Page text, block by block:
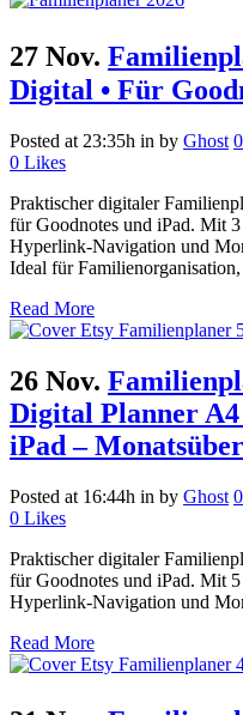
27 Nov.
Digital • Für
Posted at 23:35h in by Ghost
0 Likes
Praktischer digitaler
für Goodnotes und iPad. Mit
Hyperlink-Navigation und
Ideal für
Read More
26 Nov.
Digital Planner
iPad –
Posted at 16:44h in by Ghost
0 Likes
Praktischer digitaler
für Goodnotes und iPad. Mit
Hyperlink-Navigation und
Read More